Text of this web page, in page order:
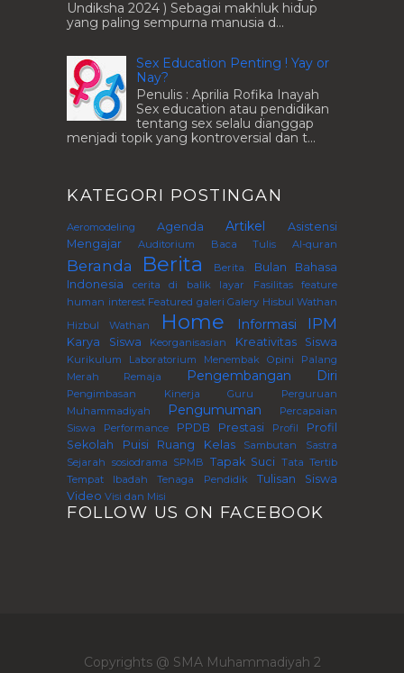
Undiksha 2024 ) Sebagai makhluk hidup
yang paling sempurna manusia d...
Sex Education Penting ! Yay or
Nay?
Penulis : Aprilia Rofika Inayah
Sex education atau pendidikan
tentang sex selalu dianggap
menjadi topik yang kontroversial dan t...
KATEGORI POSTINGAN
Aeromodeling Agenda Artikel
Asistensi
Mengajar
Auditorium Baca Tulis Al-quran
Beranda Berita Berita.
Bulan Bahasa
Indonesia
cerita di balik layar Fasilitas
feature
human interest Featured galeri Galery Hisbul Wathan
Hizbul Wathan
Home Informasi IPM
Karya Siswa Keorganisasian Kreativitas Siswa
Kurikulum Laboratorium Menembak Opini
Palang
Merah Remaja
Pengembangan Diri
Pengimbasan Kinerja Guru Perguruan
Muhammadiyah
Pengumuman
Percapaian
Siswa
Performance PPDB Prestasi Profil
Profil
Sekolah
Puisi Ruang Kelas Sambutan
Sastra
Sejarah sosiodrama SPMB Tapak Suci Tata Tertib
Tempat Ibadah
Tenaga Pendidik
Tulisan Siswa
Video Visi dan Misi
FOLLOW US ON FACEBOOK
Copyrights @ SMA Muhammadiyah 2